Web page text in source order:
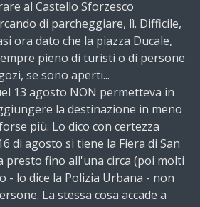
al Castello Sforzesco
di parcheggiare, lì. Difficile,
ora dato che la piazza Ducale,
pieno di turisti o di persone
se sono aperti...
13 agosto NON permetteva in
la destinazione in meno
più. Lo dico con certezza
di agosto si tiene la Fiera di San
presto fino all'una circa (poi molti
- lo dice la Polizia Urbana - non
La stessa cosa accade a